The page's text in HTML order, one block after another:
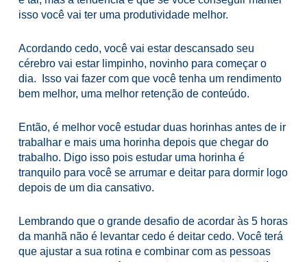
isso você vai ter uma produtividade melhor.
Acordando cedo, você vai estar descansado seu
cérebro vai estar limpinho, novinho para começar o
dia. Isso vai fazer com que você tenha um rendimento
bem melhor, uma melhor retenção de conteúdo.
Então, é melhor você estudar duas horinhas antes de ir
trabalhar e mais uma horinha depois que chegar do
trabalho. Digo isso pois estudar uma horinha é
tranquilo para você se arrumar e deitar para dormir logo
depois de um dia cansativo.
Lembrando que o grande desafio de acordar às 5 horas
da manhã não é levantar cedo é deitar cedo. Você terá
que ajustar a sua rotina ecombinar com as pessoas